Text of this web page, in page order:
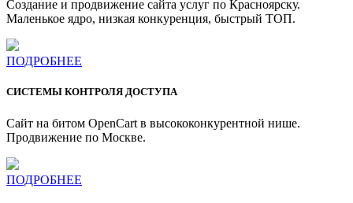
Создание и продвижение сайта услуг по Красноярску.
Маленькое ядро, низкая конкуренция, быстрый ТОП.
ПОДРОБНЕЕ
СИСТЕМЫ КОНТРОЛЯ ДОСТУПА
Сайт на битом OpenCart в высококонкурентной нише.
Продвижение по Москве.
ПОДРОБНЕЕ